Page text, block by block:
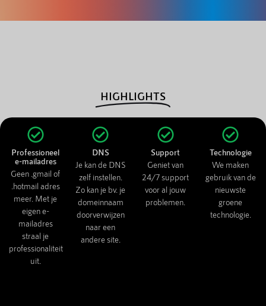
Professioneel
e-mailadres
Geen .gmail of
.hotmail adres
meer. Met je
eigen e-
mailadres
straal je
professionaliteit
uit.
DNS
Je kan de DNS
zelf instellen.
Zo kan je bv. je
domeinnaam
doorverwijzen
naar een
andere site.
Support
Geniet van
24/7 support
voor al jouw
problemen.
Technologie
We maken
gebruik van de
nieuwste
groene
technologie.
HIGHLIGHTS